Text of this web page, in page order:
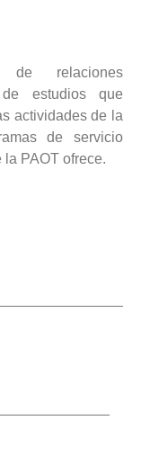
relaciones
de estudios que
actividades de la
de servicio
PAOT ofrece.